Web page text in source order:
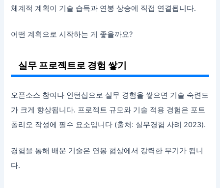
체계적 계획이 기술 습득과 연봉 상승에 직접 연결됩니다.
어떤 계획으로 시작하는 게 좋을까요?
실무 프로젝트로 경험 쌓기
오픈소스 참여나 인턴십으로 실무 경험을 쌓으면 기술 숙련도
가 크게 향상됩니다. 프로젝트 규모와 기술 적용 경험은 포트
폴리오 작성에 필수 요소입니다 (출처: 실무경험 사례 2023).
경험을 통해 배운 기술은 연봉 협상에서 강력한 무기가 됩니
다.